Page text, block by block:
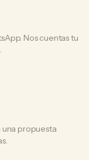
Nos cuentas tu
una propuesta